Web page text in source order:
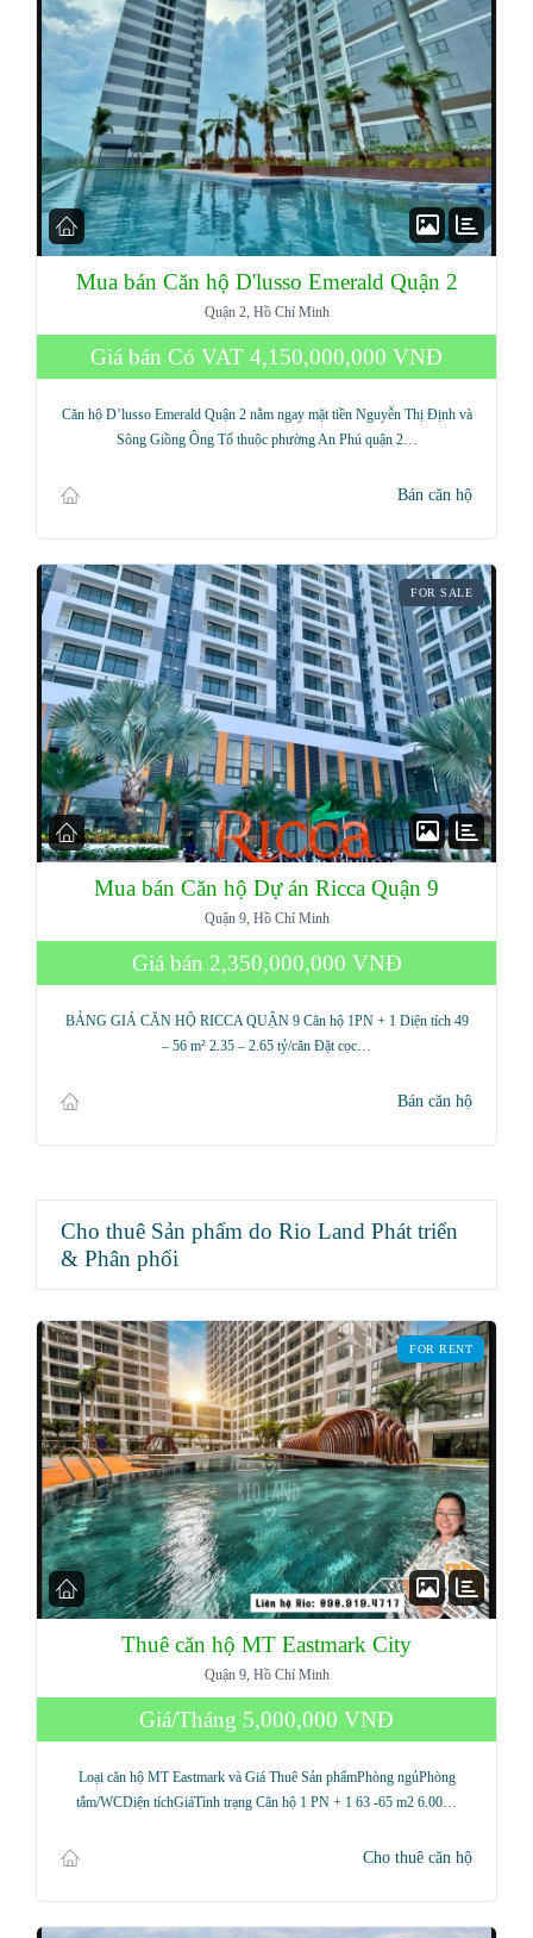
Mua bán Căn hộ D'lusso Emerald Quận 2
Quận 2, Hồ Chí Minh
Giá bán Có VAT 4,150,000,000 VNĐ
Căn hộ D’lusso Emerald Quận 2 nằm ngay mặt tiền Nguyễn Thị Định và
Sông Giồng Ông Tố thuộc phường An Phú quận 2…
Bán căn hộ
FOR SALE
Mua bán Căn hộ Dự án Ricca Quận 9
Quận 9, Hồ Chí Minh
Giá bán 2,350,000,000 VNĐ
BẢNG GIÁ CĂN HỘ RICCA QUẬN 9 Căn hộ 1PN + 1 Diện tích 49
– 56 m² 2.35 – 2.65 tỷ/căn Đặt cọc…
Bán căn hộ
Cho thuê Sản phẩm do Rio Land Phát triển
& Phân phối
FOR RENT
Thuê căn hộ MT Eastmark City
Quận 9, Hồ Chí Minh
Giá/Tháng 5,000,000 VNĐ
Loại căn hộ MT Eastmark và Giá Thuê Sản phẩmPhòng ngủPhòng
tắm/WCDiện tíchGiáTình trạng Căn hộ 1 PN + 1 63 -65 m2 6.00…
Cho thuê căn hộ